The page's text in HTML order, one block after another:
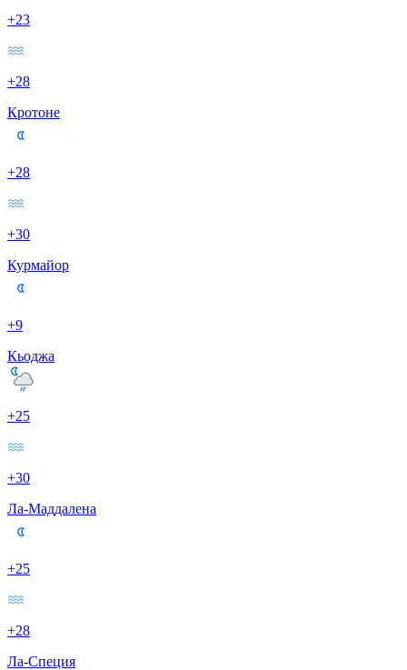
+23
+28
Кротоне
+28
+30
Курмайор
+9
Кьоджа
+25
+30
Ла-Маддалена
+25
+28
Ла-Специя